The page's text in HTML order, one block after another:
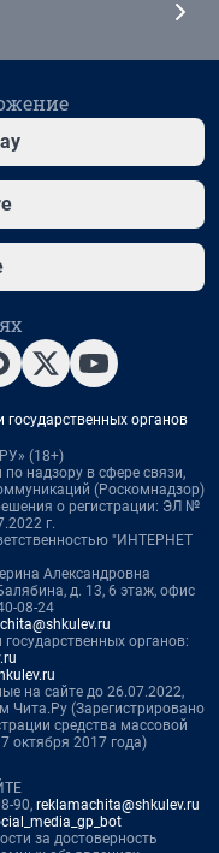
органов
(18+)
надзору в сфере связи,
(Роскомнадзор)
о регистрации: ЭЛ №
г.
"ИНТЕРНЕТ
Александровна
д. 13, 6 этаж, офис
08-24
chita@shkulev.ru
органов:
на сайте до 26.07.2022,
Чита.Ру (Зарегистрировано
средства массовой
2017 года)
90, reklamachita@shkulev.ru
за достоверность